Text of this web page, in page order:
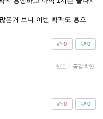
은거 보니 이번 확팩도 흥으
0
0
신고 | 공감 확인
0
0